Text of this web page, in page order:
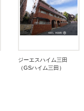
ジーエスハイム三田
（GSハイム三田）